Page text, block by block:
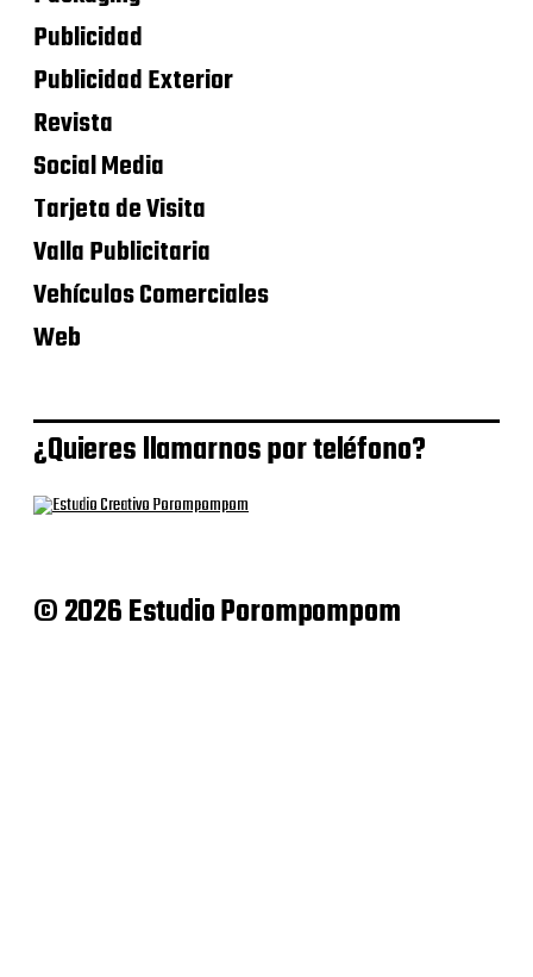
Publicidad
Publicidad Exterior
Revista
Social Media
Tarjeta de Visita
Valla Publicitaria
Vehículos Comerciales
Web
¿Quieres llamarnos por teléfono?
© 2026 Estudio Porompompom